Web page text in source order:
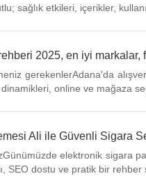
sağlık etkileri, içerikler,
2025, en iyi markalar,
gerekenlerAdana'da
online ve mağaza
Ali ile Güvenli Sigara
elektronik sigara
SEO dostu ve pratik bir